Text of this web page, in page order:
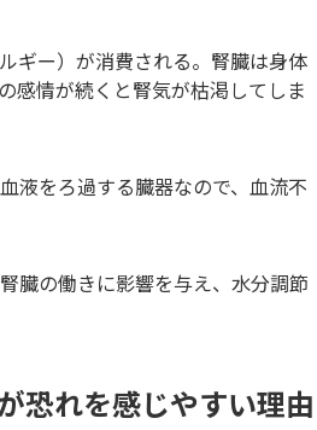
ギー）が消費される。腎臓は身体
感情が続くと腎気が枯渇してしま
液をろ過する臓器なので、血流不
臓の働きに影響を与え、水分調節
恐れを感じやすい理由